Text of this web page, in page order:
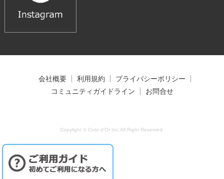
会社概要 利用規約
プライバシーポリシー
コミュニティガイドライン
お問合せ
Copylight © Cote d'Or Inc.All Right Reserved.